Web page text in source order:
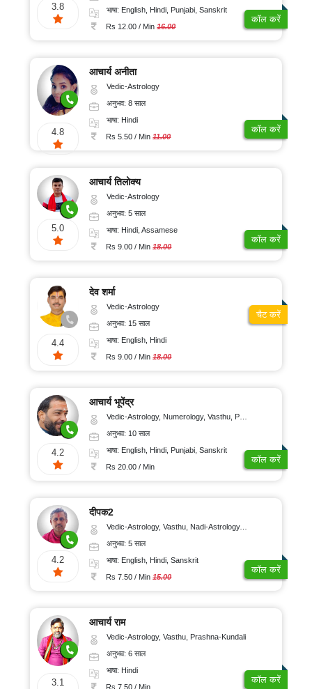
3.8
भाषा: English, Hindi, Punjabi, Sanskrit
Rs 12.00 / Min16.00
कॉल करें
4.8
आचार्य अनीता
Vedic-Astrology
अनुभव: 8 साल
भाषा: Hindi
Rs 5.50 / Min11.00
कॉल करें
5.0
आचार्य तिलोक्य
Vedic-Astrology
अनुभव: 5 साल
भाषा: Hindi, Assamese
Rs 9.00 / Min18.00
कॉल करें
4.4
देव शर्मा
Vedic-Astrology
अनुभव: 15 साल
भाषा: English, Hindi
Rs 9.00 / Min18.00
चैट करें
4.2
आचार्य भूपेंद्र
Vedic-Astrology, Numerology, Vasthu, Psychology, Prashna-Kundali
अनुभव: 10 साल
भाषा: English, Hindi, Punjabi, Sanskrit
Rs 20.00 / Min
कॉल करें
4.2
दीपक2
Vedic-Astrology, Vasthu, Nadi-Astrology, Prashna-Kundali
अनुभव: 5 साल
भाषा: English, Hindi, Sanskrit
Rs 7.50 / Min15.00
कॉल करें
3.1
आचार्य राम
Vedic-Astrology, Vasthu, Prashna-Kundali
अनुभव: 6 साल
भाषा: Hindi
Rs 7.50 / Min
कॉल करें